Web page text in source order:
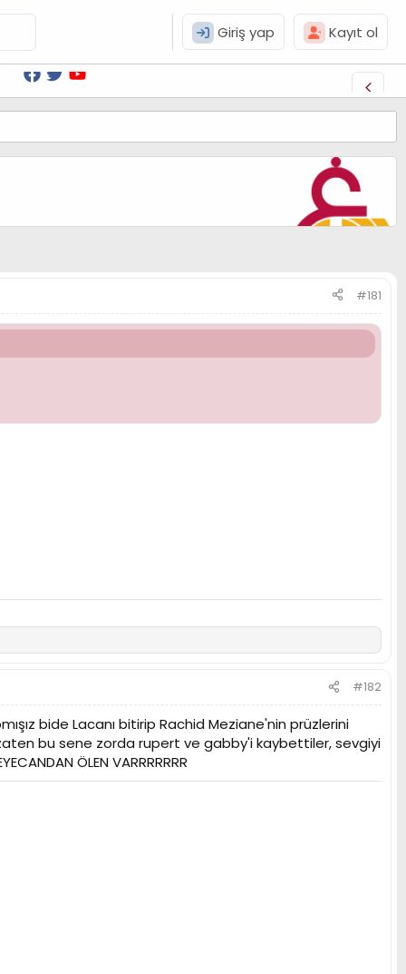
Giriş yap Kayıt ol
#181
#182
bide Lacanı bitirip Rachid Meziane'nin prüzlerini
bu sene zorda rupert ve gabby'i kaybettiler, sevgiyi
ÖLEN VARRRRRRR